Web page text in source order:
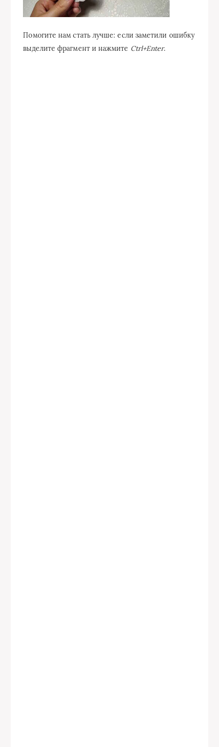
Помогите нам стать лучше: если заметили ошибку
выделите фрагмент и нажмите Ctrl+Enter.